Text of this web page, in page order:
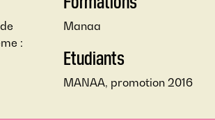
de
:
Manaa
Etudiants
MANAA, promotion 2016